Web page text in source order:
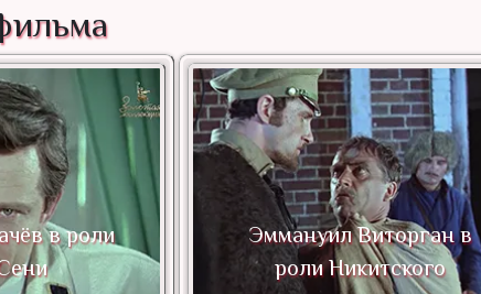
в
Михаил Голубович в
роли комиссара
Полевого